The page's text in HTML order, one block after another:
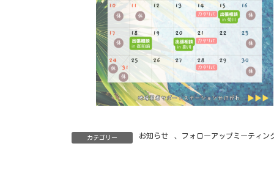
カテゴリー お知らせ フォローアップミーティン